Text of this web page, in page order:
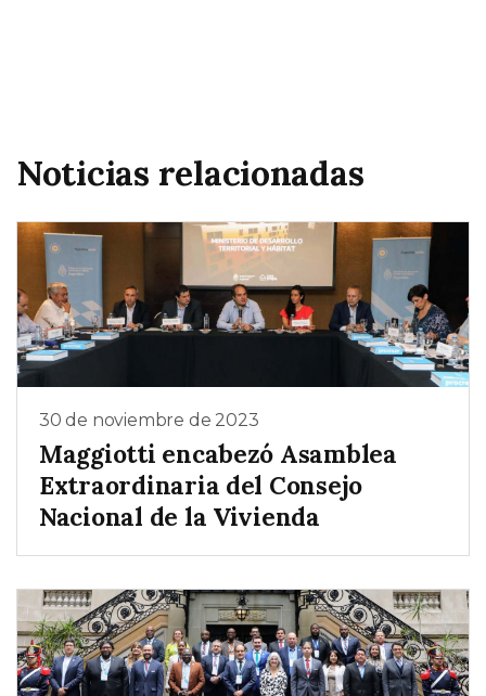
Noticias relacionadas
30 de noviembre de 2023
Maggiotti encabezó Asamblea
Extraordinaria del Consejo
Nacional de la Vivienda